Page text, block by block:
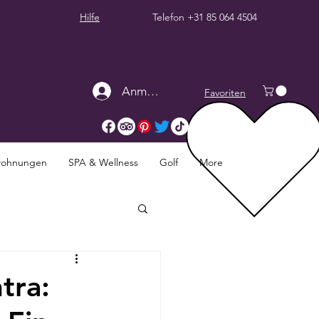
Hilfe Telefon +31 85 064 4504
Anmelden Favoriten
SPA & Wellness Golf More